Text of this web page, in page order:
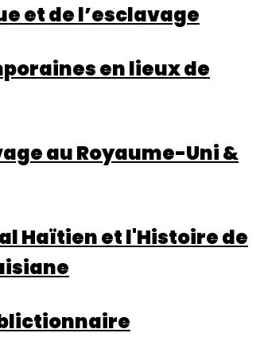
et de l’esclavage
en lieux de
au Royaume-Uni &
Haïtien et l'Histoire de